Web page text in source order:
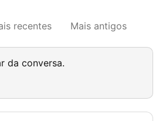
recentes Mais antigos
da conversa.